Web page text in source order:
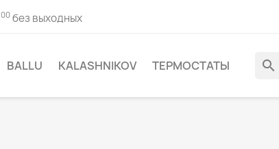
00 без выходных
BALLU KALASHNIKOV ТЕРМОСТАТЫ search